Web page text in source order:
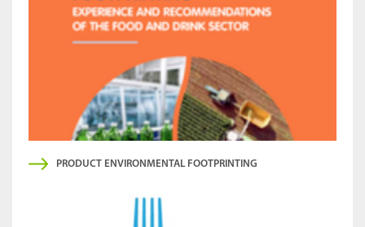
PRODUCT ENVIRONMENTAL FOOTPRINTING